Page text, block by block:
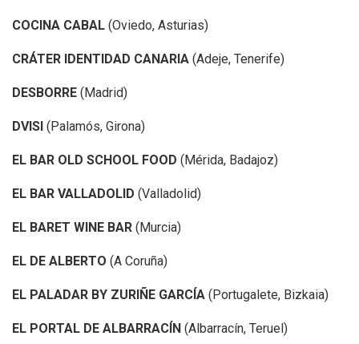
COCINA CABAL (Oviedo, Asturias)
CRÁTER IDENTIDAD CANARIA (Adeje, Tenerife)
DESBORRE (Madrid)
DVISI (Palamós, Girona)
EL BAR OLD SCHOOL FOOD (Mérida, Badajoz)
EL BAR VALLADOLID (Valladolid)
EL BARET WINE BAR (Murcia)
EL DE ALBERTO (A Coruña)
EL PALADAR BY ZURIÑE GARCÍA (Portugalete, Bizkaia)
EL PORTAL DE ALBARRACÍN (Albarracín, Teruel)